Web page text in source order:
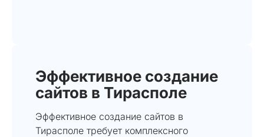
Эффективное создание
сайтов в Тирасполе
Эффективное создание сайтов в
Тирасполе требует комплексного